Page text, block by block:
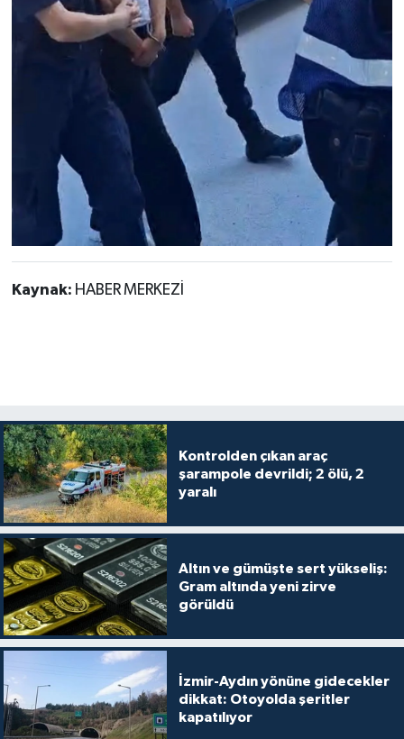
Kaynak: HABER MERKEZİ
Kontrolden çıkan araç
şarampole devrildi; 2 ölü, 2
yaralı
Altın ve gümüşte sert yükseliş:
Gram altında yeni zirve
görüldü
İzmir-Aydın yönüne gidecekler
dikkat: Otoyolda şeritler
kapatılıyor